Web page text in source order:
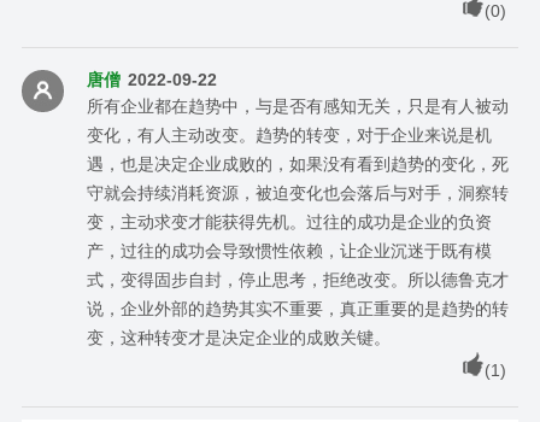
(0)
唐僧 2022-09-22
所有企业都在趋势中，与是否有感知无关，只是有人被动
变化，有人主动改变。趋势的转变，对于企业来说是机
遇，也是决定企业成败的，如果没有看到趋势的变化，死
守就会持续消耗资源，被迫变化也会落后与对手，洞察转
变，主动求变才能获得先机。过往的成功是企业的负资
产，过往的成功会导致惯性依赖，让企业沉迷于既有模
式，变得固步自封，停止思考，拒绝改变。所以德鲁克才
说，企业外部的趋势其实不重要，真正重要的是趋势的转
变，这种转变才是决定企业的成败关键。
(1)